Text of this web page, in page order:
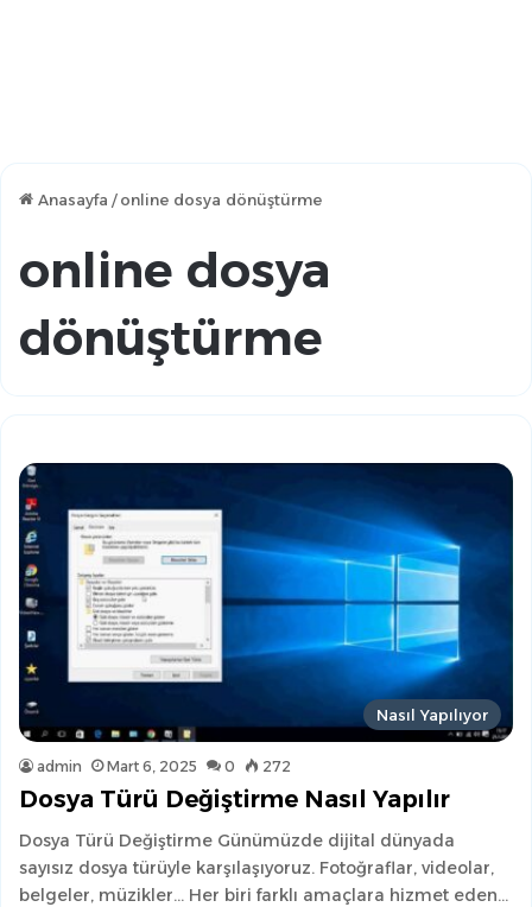
Anasayfa / online dosya dönüştürme
online dosya
dönüştürme
Nasıl Yapılıyor
admin Mart 6, 2025 0 272
Dosya Türü Değiştirme Nasıl Yapılır
Dosya Türü Değiştirme Günümüzde dijital dünyada
sayısız dosya türüyle karşılaşıyoruz. Fotoğraflar, videolar,
belgeler, müzikler… Her biri farklı amaçlara hizmet eden…